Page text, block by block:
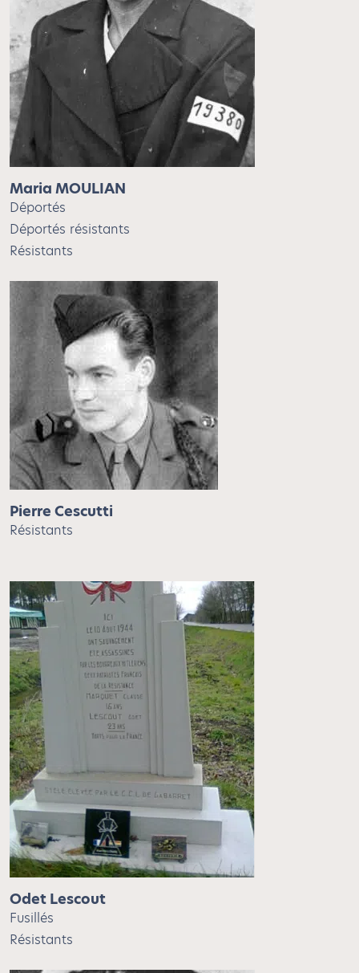
Maria MOULIAN
Déportés
Déportés résistants
Résistants
Pierre Cescutti
Résistants
Odet Lescout
Fusillés
Résistants